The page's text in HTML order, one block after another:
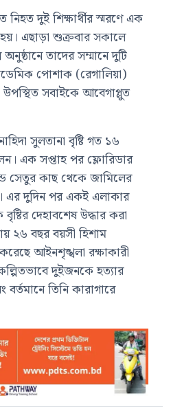
দুই শিক্ষার্থীর স্মরণে এক
এছাড়া শুক্রবার সকালে
তাদের সম্মানে দুটি
পোশাক (রেগালিয়া)
উপস্থিত সবাইকে আবেগাপ্লুত
সুলতানা বৃষ্টি গত ১৬
এক সপ্তাহ পর ফ্লোরিডার
সেতুর কাছ থেকে জামিলের
এর দুদিন পর একই এলাকার
দেহাবশেষ উদ্ধার করা
২৬ বছর বয়সী হিশাম
আইনশৃঙ্খলা রক্ষাকারী
দুইজনকে হত্যার
তিনি কারাগারে